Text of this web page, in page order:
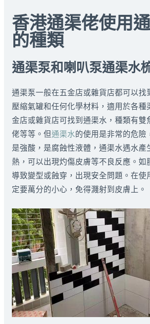
香港通渠佬使用
的種類
通渠泵和喇叭泵通渠水
通渠泵一般在五金店或雜貨店都可以找
壓縮氣罐和任何化學材料，適用於各種
金店或雜貨店可找到通渠水，種類有雙
佬等等。但通渠水的使用是非常的危險
是強酸，是腐蝕性液體，通渠水遇水產
熱，可以出現灼傷皮膚等不良反應。如
導致變型或蝕穿，出現安全問題。在使
定要萬分的小心，免得濺射到皮膚上。